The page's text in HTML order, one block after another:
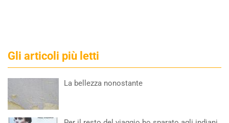
Gli articoli più letti
La bellezza nonostante